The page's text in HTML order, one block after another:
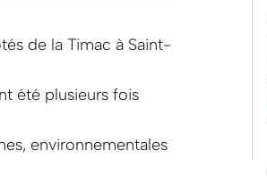
de la Timac à Saint-
été plusieurs fois
environnementales